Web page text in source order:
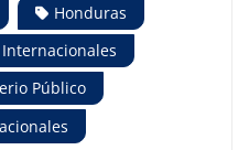
Honduras
Internacionales
Público